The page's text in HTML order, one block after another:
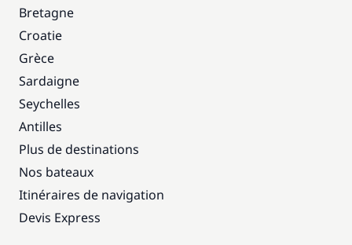
Bretagne
Croatie
Grèce
Sardaigne
Seychelles
Antilles
Plus de destinations
Nos bateaux
Itinéraires de navigation
Devis Express